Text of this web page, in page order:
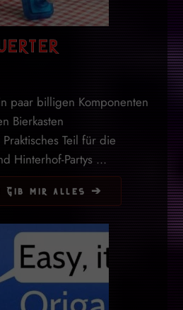
paar billigen Komponenten
Bierkasten
Teil für die
Hinterhof-Partys ...
Gib mir alles ➔